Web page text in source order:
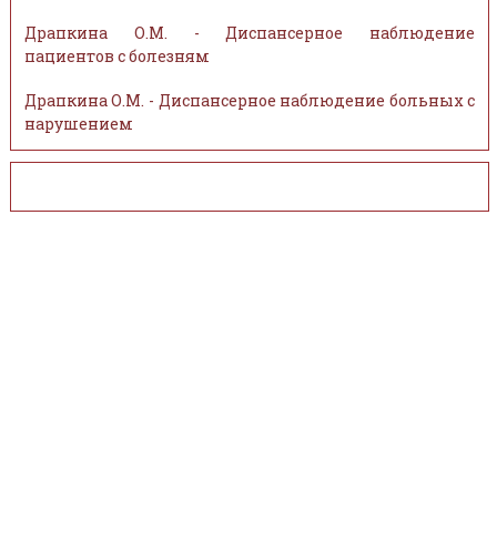
Драпкина О.М. - Диспансерное наблюдение
пациентов с болезням
Драпкина О.М. - Диспансерное наблюдение больных с
нарушением